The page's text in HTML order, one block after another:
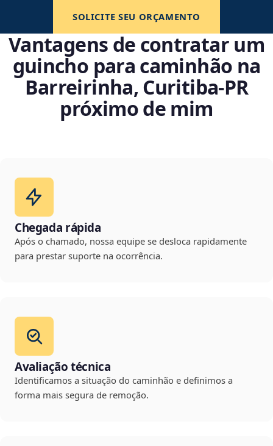
SOLICITE SEU ORÇAMENTO
Vantagens de contratar um
guincho para caminhão na
Barreirinha, Curitiba‑PR
próximo de mim
Chegada rápida
Após o chamado, nossa equipe se desloca rapidamente
para prestar suporte na ocorrência.
Avaliação técnica
Identificamos a situação do caminhão e definimos a
forma mais segura de remoção.